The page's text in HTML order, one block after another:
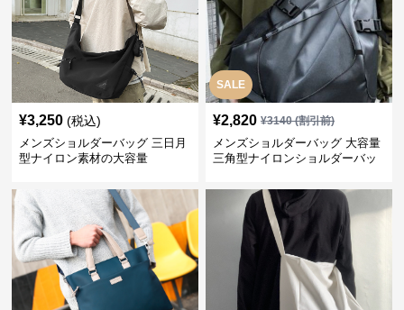
¥3,250 (税込)
メンズショルダーバッグ 三日月
型ナイロン素材の大容量
SALE
¥2,820 ¥3140(割引前)
メンズショルダーバッグ 大容量
三角型ナイロンショルダーバッ